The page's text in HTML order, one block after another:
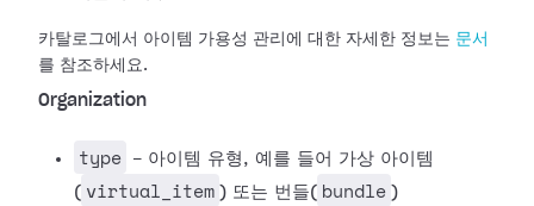
카탈로그에서 아이템 가용성 관리에 대한 자세한 정보는 문서
를 참조하세요.
Organization
type
- 아이템 유형, 예를 들어 가상 아이템
( virtual_item ) 또는 번들( bundle )